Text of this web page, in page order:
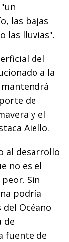
las bajas
las lluvias".
del
a la
de
y el
Aiello.
al desarrollo
no es el
Sin
podría
Océano
de
fuente de